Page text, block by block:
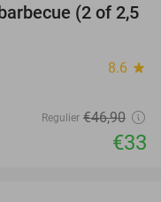
30%
(2 of 2,5
8.6 star
Regulier €46,90
€33